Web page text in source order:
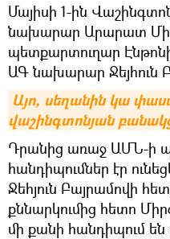
Մայիսի 1-ին
նախարար Արարատ
պետքարտուղար
ԱԳ նախարար Ջեյհուն
Այո, սեղանին կա
վաշինգտոնյան
Դրանից առաջ ԱՄՆ-ի
հանդիպումներ էր
Ջեհյուն Բայրամովի
քննարկումից հետո
մի քանի հանդիպում են